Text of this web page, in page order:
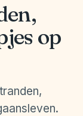
op